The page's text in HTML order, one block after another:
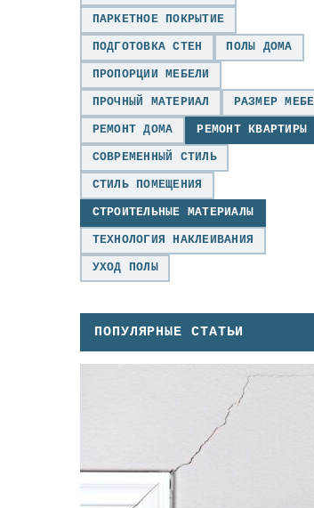
ПАРКЕТНОЕ ПОКРЫТИЕ
ПОДГОТОВКА СТЕН ПОЛЫ ДОМА
ПРОПОРЦИИ МЕБЕЛИ
ПРОЧНЫЙ МАТЕРИАЛ РАЗМЕР
РЕМОНТ ДОМА РЕМОНТ КВАРТИРЫ
СОВРЕМЕННЫЙ СТИЛЬ
СТИЛЬ ПОМЕЩЕНИЯ
СТРОИТЕЛЬНЫЕ МАТЕРИАЛЫ
ТЕХНОЛОГИЯ НАКЛЕИВАНИЯ
УХОД ПОЛЫ
ПОПУЛЯРНЫЕ СТАТЬИ